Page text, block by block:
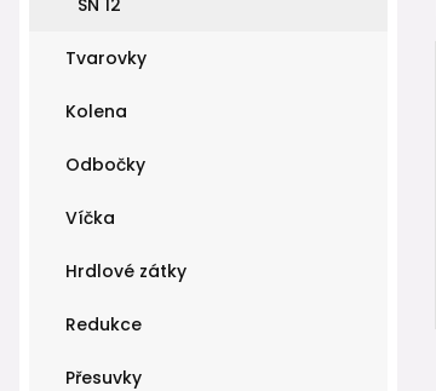
SN 12
Tvarovky
Kolena
Odbočky
Víčka
Hrdlové zátky
Redukce
Přesuvky